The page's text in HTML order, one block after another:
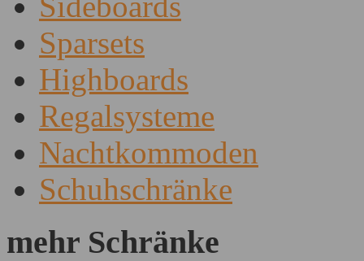
Sparsets
Highboards
Regalsysteme
Nachtkommoden
Schuhschränke
mehr Schränke